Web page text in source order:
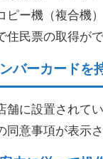
ピー機（複合機
住民票の取得が
バーカードを
舗に設置されて
同意事項が表示